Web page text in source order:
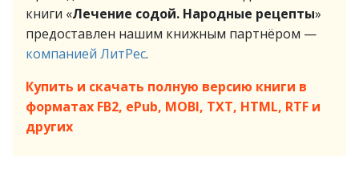
книги «Лечение содой. Народные рецепты»
предоставлен нашим книжным партнёром —
компанией ЛитРес.
Купить и скачать полную версию книги в
форматах FB2, ePub, MOBI, TXT, HTML, RTF и
других